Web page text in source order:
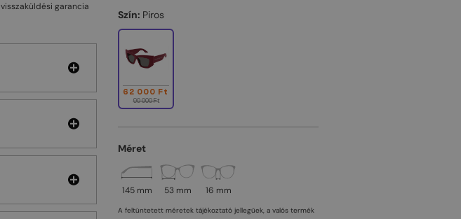
visszaküldési garancia
Szín: Piros
62 000 Ft
90 000 Ft
Méret
145 mm 53 mm 16 mm
A feltüntetett méretek tájékoztató jellegűek, a valós termék